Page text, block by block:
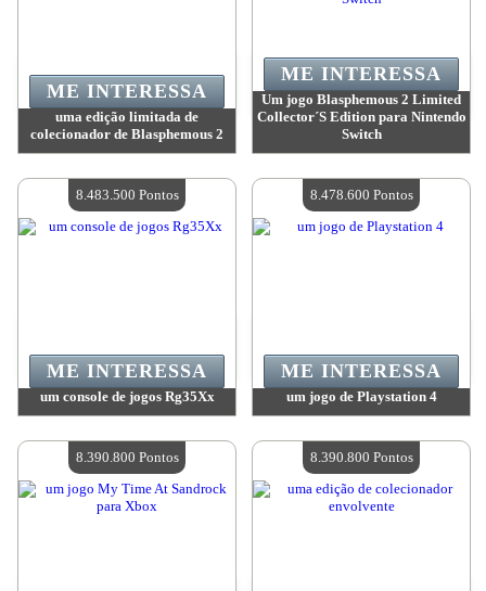
uma edição limitada de
colecionador de Blasphemous 2
Quantidade disponível:4
ME INTERESSA
Um jogo Blasphemous 2 Limited
Collector´S Edition para Nintendo
Switch
Quantidade disponível:4
ME INTERESSA
um console de jogos Rg35Xx
Quantidade disponível:4
ME INTERESSA
8.483.500 Pontos
um jogo de Playstation 4
Quantidade disponível:4
ME INTERESSA
8.478.600 Pontos
8.390.800 Pontos 8.390.800 Pontos